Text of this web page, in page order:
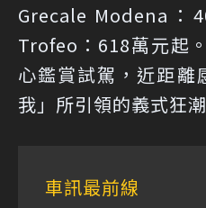
Grecale Modena：
Trofeo：618萬元起
心鑑賞試駕，近距離
我」所引領的義式狂潮
車訊最前線